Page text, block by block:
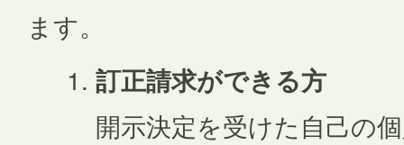
ます。
訂正請求ができる方
開示決定を受けた自己の